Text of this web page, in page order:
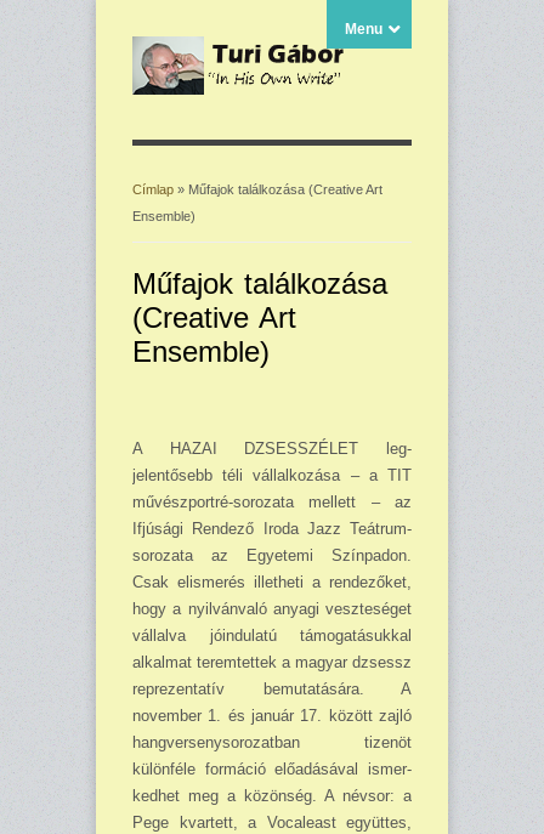
Menu
Jelenlegi hely
Címlap » Műfajok találkozása (Creative Art
Ensemble)
Műfajok találkozása
(Creative Art
Ensemble)
A HAZAI DZSESSZÉLET leg­
jelentősebb téli vállalkozása – a TIT
művészportré-sorozata mel­lett – az
Ifjúsági Rendező Iroda Jazz Teátrum-
sorozata az Egye­temi Színpadon.
Csak el­ismerés illetheti a rendezőket,
hogy a nyilvánvaló anyagi veszteséget
vállalva jóindulatú támo­gatásuk­kal
alkalmat teremtettek a ma­gyar dzsessz
reprezentatív bemu­tatására. A
november 1. és január 17. között zajló
hangversenysoro­zatban tizenöt
különféle formá­ció előadásával ismer­
kedhet meg a közönség. A névsor: a
Pege kvartett, a Vocaleast együttes,